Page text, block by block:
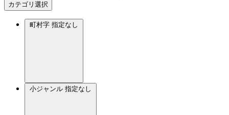
カテゴリ選択
町村字 指定なし
小ジャンル 指定なし